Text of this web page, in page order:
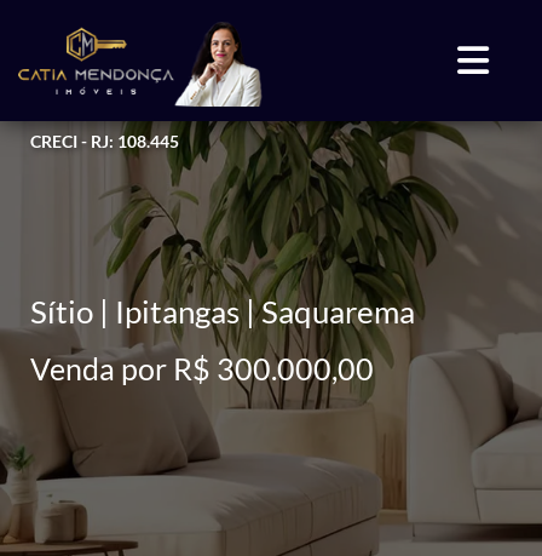
CRECI - RJ: 108.445
Sítio | Ipitangas | Saquarema
Venda por R$ 300.000,00